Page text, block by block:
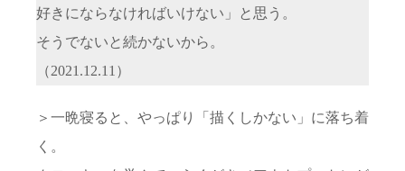
好きにならなければいけない」と思う。
そうでないと続かないから。
（2021.12.11）
＞一晩寝ると、やっぱり「描くしかない」に落ち着
く。